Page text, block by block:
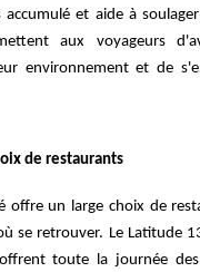
accumulé et aide à
aux voyageurs
environnement et de
de restaurants
offre un large choix de
se retrouver. Le Latitude
toute la journée